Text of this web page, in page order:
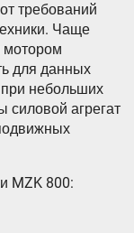
требований
Чаще
мотором
для данных
при небольших
силовой агрегат
MZK 800: